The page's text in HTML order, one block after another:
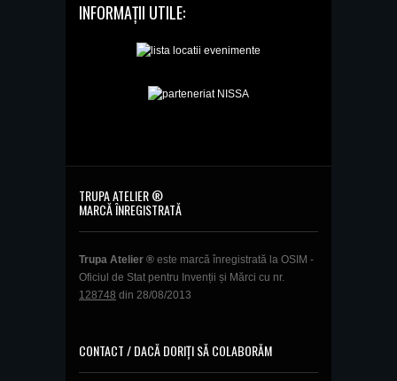
INFORMAȚII UTILE:
TRUPA ATELIER ®
MARCĂ ÎNREGISTRATĂ
Trupa Atelier ® este marcă înregistrată la OSIM -
Oficiul de Stat pentru Invenții și Mărci cu nr.
128748 din 28/08/2013
CONTACT / DACĂ DORIȚI SĂ COLABORĂM